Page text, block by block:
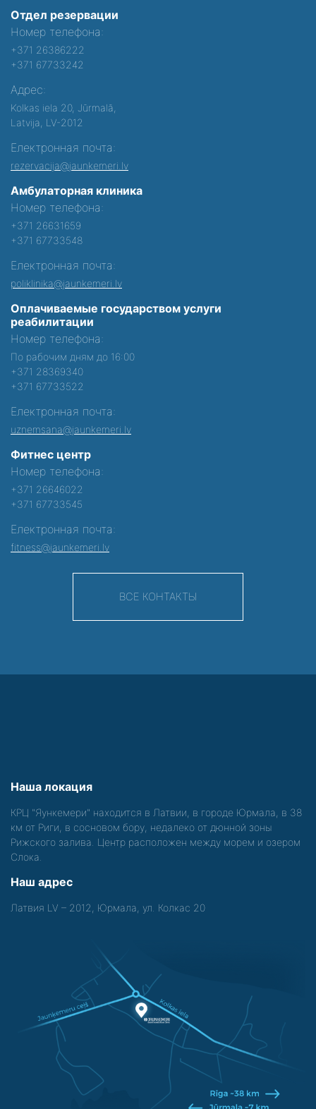
Отдел резервации
Номер телефона:
+371 26386222
+371 67733242
Адрес:
Kolkas iela 20, Jūrmalā,
Latvija, LV-2012
Електронная почта:
rezervacija@jaunkemeri.lv
Амбулаторная клиника
Номер телефона:
+371 26631659
+371 67733548
Електронная почта:
poliklinika@jaunkemeri.lv
Оплачиваемые государством услуги
реабилитации
Номер телефона:
По рабочим дням до 16:00
+371 28369340
+371 67733522
Електронная почта:
uznemsana@jaunkemeri.lv
Фитнес центр
Номер телефона:
+371 26646022
+371 67733545
Електронная почта:
fitness@jaunkemeri.lv
ВСЕ КОНТАКТЫ
Наша локация
КРЦ "Яункемери" находится в Латвии, в городе Юрмала, в 38
км от Риги, в сосновом бору, недалеко от дюнной зоны
Рижского залива. Центр расположен между морем и озером
Слока.
Наш адрес
Латвия LV – 2012, Юрмала, ул. Колкас 20